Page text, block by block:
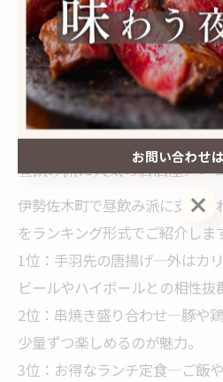
地元の常連客による口コミや
木町ならではの穴場スポット
す。昼飲み初心者だけでなく、
あるエリアです。
昼飲み派に人気の居酒屋メニ
伊勢佐木町で昼飲み派に支持さ
をランキング形式でご紹介しま
1位：手羽先の唐揚げ―外はカリ
ビールやハイボールとの相性抜
2位：串焼き盛り合わせ―豚や鶏
少量ずつ楽しめるのが魅力。
3位：お得なランチ定食―ご飯
お問い合わせ
お問い合わせ